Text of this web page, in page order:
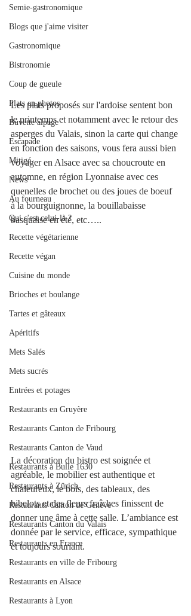
Semie-gastronomique
Blogs que j'aime visiter
Gastronomique
Bistronomie
Coup de gueule
Plats en photos
Buvette alpage
Escapade
Mitigé
News
Au fourneau
Qui c'est celui-là ?
Recette végétarienne
Recette végan
Cuisine du monde
Brioches et boulange
Tartes et gâteaux
Apéritifs
Mets Salés
Mets sucrés
Entrées et potages
Restaurants en Gruyère
Restaurants Canton de Fribourg
Restaurants Canton de Vaud
Restaurants à Bulle 1630
Restaurants à Zürich
Restaurants Canton de Genève
Restaurants Canton du Valais
Restaurants en France
Restaurants en ville de Fribourg
Restaurants en Alsace
Restaurants à Lyon
Les plats proposés sur l'ardoise sentent bon
le printemps et notamment avec le retour des
asperges du Valais, sinon la carte qui change
en fonction des saisons, vous fera aussi bien
voyager en Alsace avec sa choucroute en
automne, en région Lyonnaise avec ces
quenelles de brochet ou des joues de boeuf
à la bourguignonne, la bouillabaisse
basquaise en été, etc…..
La décoration du bistro est soignée et
agréable, le mobilier est authentique et
chaleureux, le bois, des tableaux, des
bibelots et des fleurs fraîches finissent de
donner une âme à cette salle. L’ambiance est
donnée par le service, efficace, sympathique
et toujours souriant.